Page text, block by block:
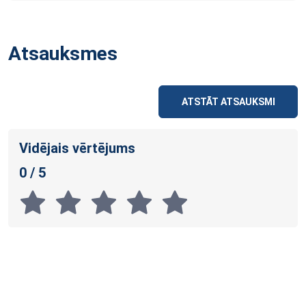
Atsauksmes
ATSTĀT ATSAUKSMI
Vidējais vērtējums
0 / 5